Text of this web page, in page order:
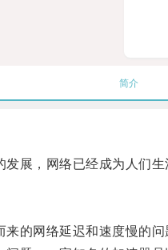
简介
，网络已经成为人们生
的网络延迟和速度慢的问